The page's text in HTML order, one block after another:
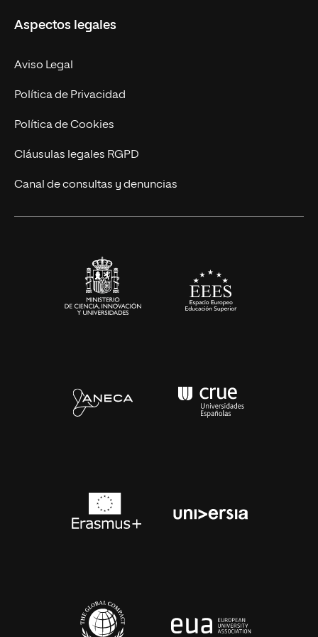
Doctorados
Experto Universitario
Postgrados
Cursos Universitarios
Facultades
Nuestro Equipo
Trabaja en UNIR
Actualidad
UNIR Revista
Eventos
Aspectos legales
Aviso Legal
Política de Privacidad
Política de Cookies
Cláusulas legales RGPD
Canal de consultas y denuncias